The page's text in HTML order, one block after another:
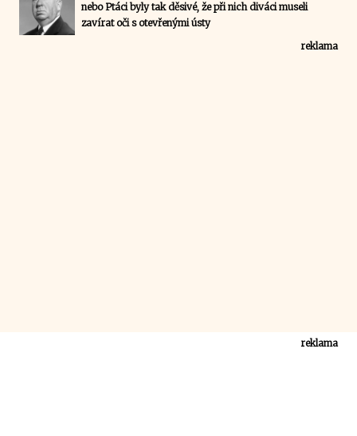
nebo Ptáci byly tak děsivé, že při nich diváci museli
zavírat oči s otevřenými ústy
reklama
reklama